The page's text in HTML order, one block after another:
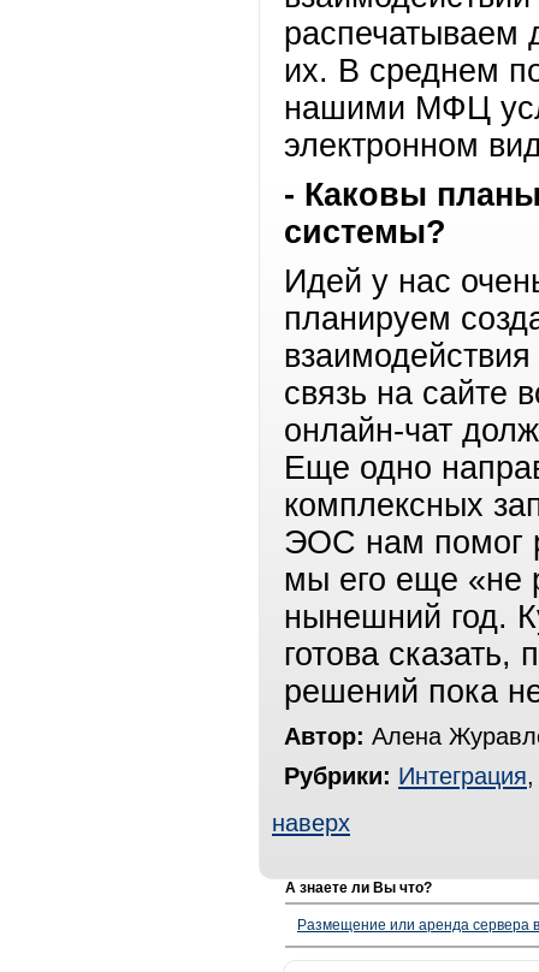
распечатываем
их. В среднем
нашими МФЦ
электронном
- Каковы
системы?
Идей у нас
планируем
связь на сайте
онлайн-чат
Еще одно
комплексных
ЭОС нам помог
мы его еще «не
нынешний год.
готова сказать,
решений пока
Автор: Алена
Рубрики: Интеграция
наверх
А знаете ли Вы что?
Размещение или аренда сервера